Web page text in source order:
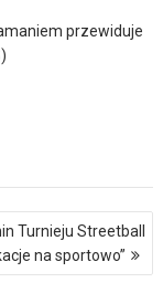
przewiduje
Turnieju Streetball
na sportowo”